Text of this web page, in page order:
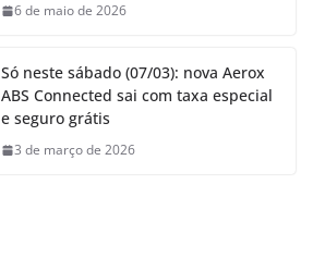
6 de maio de 2026
Só neste sábado (07/03): nova Aerox
ABS Connected sai com taxa especial
e seguro grátis
3 de março de 2026